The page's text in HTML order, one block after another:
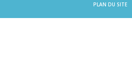
PLAN DU SITE